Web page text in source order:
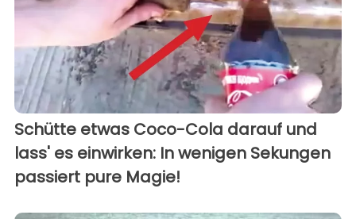
Schütte etwas Coco-Cola darauf und
lass' es einwirken: In wenigen Sekungen
passiert pure Magie!